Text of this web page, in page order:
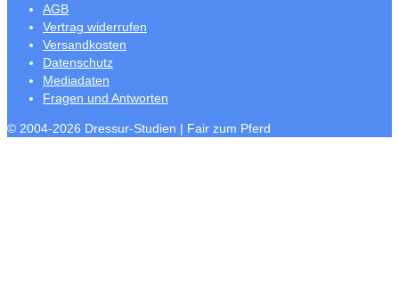
AGB
Vertrag widerrufen
Versandkosten
Datenschutz
Mediadaten
Fragen und Antworten
© 2004-2026 Dressur-Studien | Fair zum Pferd